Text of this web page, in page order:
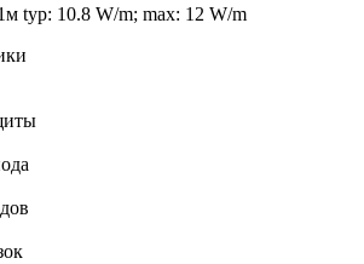
typ: 10.8 W/m; max: 12 W/m